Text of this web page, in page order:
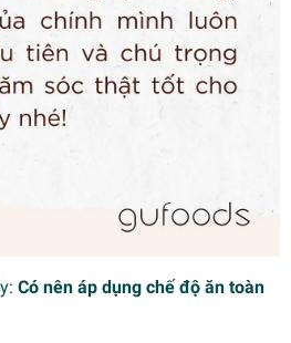
Có nên áp dụng chế độ ăn toàn